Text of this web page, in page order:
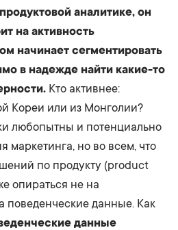
аналитике, он
на активность
начинает сегментировать
в надежде найти какие-то
Кто активнее:
Кореи или из Монголии?
любопытны и потенциально
маркетинга, но во всем, что
по продукту (product
опираться не на
поведенческие данные. Как
данные